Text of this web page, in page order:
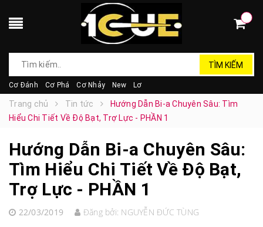
TÌM KIẾM
Cơ Đánh Cơ Phá Cơ Nhảy New Lơ
Trang chủ Tin tức
Hướng Dẫn Bi-a Chuyên Sâu: Tìm
Hiểu Chi Tiết Về Độ Bạt, Trợ Lực - PHẦN 1
Hướng Dẫn Bi-a Chuyên Sâu:
Tìm Hiểu Chi Tiết Về Độ Bạt,
Trợ Lực - PHẦN 1
22/03/2019 Đăng bởi: NGUYỄN ĐỨC TÙNG